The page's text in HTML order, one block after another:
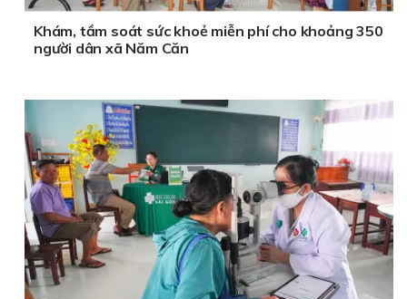
Khám, tầm soát sức khoẻ miễn phí cho khoảng 350
người dân xã Năm Căn